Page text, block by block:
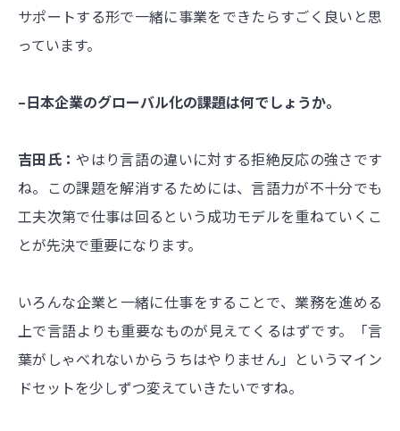
サポートする形で一緒に事業をできたらすごく良いと思
っています。
–日本企業のグローバル化の課題は何でしょうか。
吉田氏：やはり言語の違いに対する拒絶反応の強さです
ね。この課題を解消するためには、言語力が不十分でも
工夫次第で仕事は回るという成功モデルを重ねていくこ
とが先決で重要になります。
いろんな企業と一緒に仕事をすることで、業務を進める
上で言語よりも重要なものが見えてくるはずです。「言
葉がしゃべれないからうちはやりません」というマイン
ドセットを少しずつ変えていきたいですね。